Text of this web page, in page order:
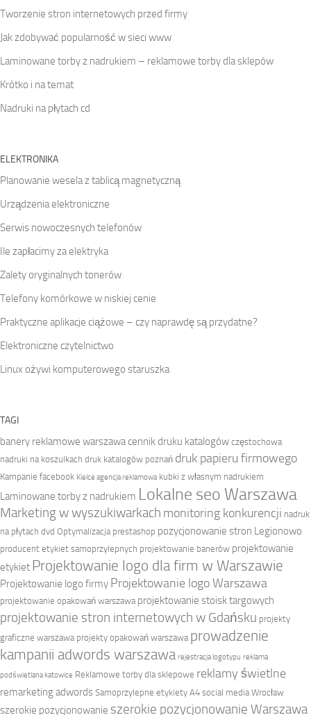
Tworzenie stron internetowych przed firmy
Jak zdobywać popularność w sieci www
Laminowane torby z nadrukiem – reklamowe torby dla sklepów
Krótko i na temat
Nadruki na płytach cd
ELEKTRONIKA
Planowanie wesela z tablicą magnetyczną
Urządzenia elektroniczne
Serwis nowoczesnych telefonów
Ile zapłacimy za elektryka
Zalety oryginalnych tonerów
Telefony komórkowe w niskiej cenie
Praktyczne aplikacje ciążowe – czy naprawdę są przydatne?
Elektroniczne czytelnictwo
Linux ożywi komputerowego staruszka
TAGI
banery reklamowe warszawacennik druku katalogów częstochowa
nadruki na koszulkach druk katalogów poznań druk papieru firmowego
Kampanie facebook Kielce agencja reklamowa kubki z własnym nadrukiem
Laminowane torby z nadrukiem Lokalne seo Warszawa
Marketing w wyszukiwarkach monitoring konkurencji nadruk
na płytach dvd Optymalizacja prestashop pozycjonowanie stron Legionowo
producent etykiet samoprzylepnych projektowanie banerów projektowanie
etykiet Projektowanie logo dla firm w Warszawie
Projektowanie logo firmy Projektowanie logo Warszawa
projektowanie opakowań warszawa projektowanie stoisk targowych
projektowanie stron internetowych w Gdańsku projekty
graficzne warszawa projekty opakowań warszawa prowadzenie
kampanii adwords warszawa rejestracja logotypu reklama
podświetlana katowice Reklamowe torby dla sklepowe reklamy świetlne
remarketing adwords Samoprzylepne etykiety A4 social media Wrocław
szerokie pozycjonowanie szerokie pozycjonowanie Warszawa